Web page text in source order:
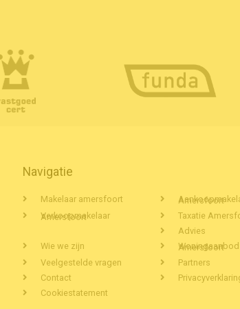
Navigatie
Makelaar amersfoort
Aankoopmakelaar Amersfoort
Verkoopmakelaar Amersfoort
Taxatie
Advies
Wie we zijn
Woningaanbod Amersfoort
Veelgestelde vragen
Partners
Contact
Cookiestatement